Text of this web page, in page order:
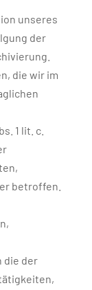
unseres
der
die wir im
1 lit. c.
betroffen.
die der